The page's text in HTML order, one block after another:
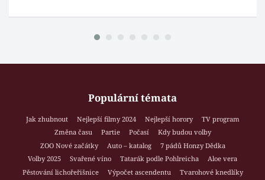
Populární témata
Jak zhubnout Nejlepší filmy 2024 Nejlepší horory
TV program
Změna času
Partie Počasí
Kdy budou volby
ZOO Nové začátky
Auto – katalog
7 pádů Honzy Dědka
Volby 2025
Svařené víno Tatarák podle Pohlreicha
Aloe vera
Pěstování lichořeřišnice
Výpočet ascendentu
Tvarohové knedlíky